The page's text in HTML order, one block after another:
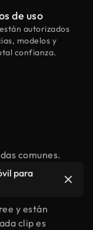
de uso
autorizados
modelos y
confianza.
comunes.
para
y están
clip es